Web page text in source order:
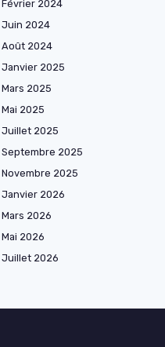
Février 2024
Juin 2024
Août 2024
Janvier 2025
Mars 2025
Mai 2025
Juillet 2025
Septembre 2025
Novembre 2025
Janvier 2026
Mars 2026
Mai 2026
Juillet 2026